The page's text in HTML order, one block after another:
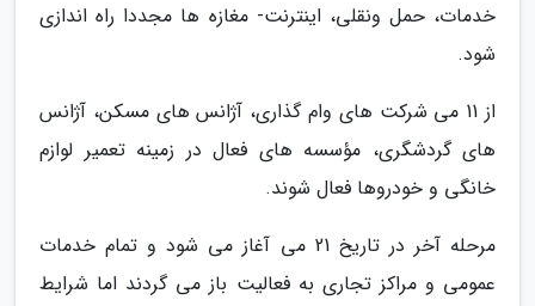
خدمات، حمل ونقلی، اینترنت- مغازه ها مجددا راه اندازی
شود.
از 11 می شرکت های وام گذاری، آژانس های مسکن، آژانس
های گردشگری، مؤسسه های فعال در زمینه تعمیر لوازم
خانگی و خودروها فعال شوند.
مرحله آخر در تاریخ 21 می آغاز می شود و تمام خدمات
عمومی و مراکز تجاری به فعالیت باز می گردند اما شرایط